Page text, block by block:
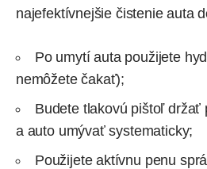
najefektívnejšie čistenie auta
Po umytí auta použijete
nemôžete čakať);
Budete tlakovú pištoľ držať
a auto umývať systematicky;
Použijete aktívnu penu